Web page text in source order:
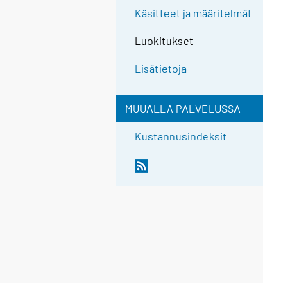
Käsitteet ja määritelmät
Luokitukset
Lisätietoja
MUUALLA PALVELUSSA
Kustannusindeksit